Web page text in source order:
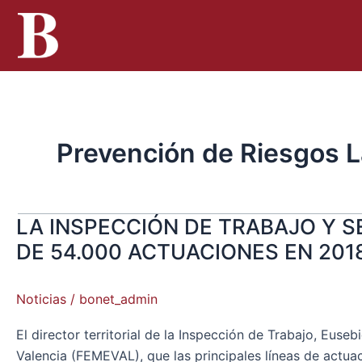
contenido
Prevención de Riesgos
LA INSPECCIÓN DE TRABAJO Y
DE 54.000 ACTUACIONES EN
Noticias / bonet_admin
El director territorial de la Inspección de Trabajo,
Valencia (FEMEVAL), que las principales líneas de
LA
INSPECCIÓN
Y
SEGURIDAD
SOCIAL